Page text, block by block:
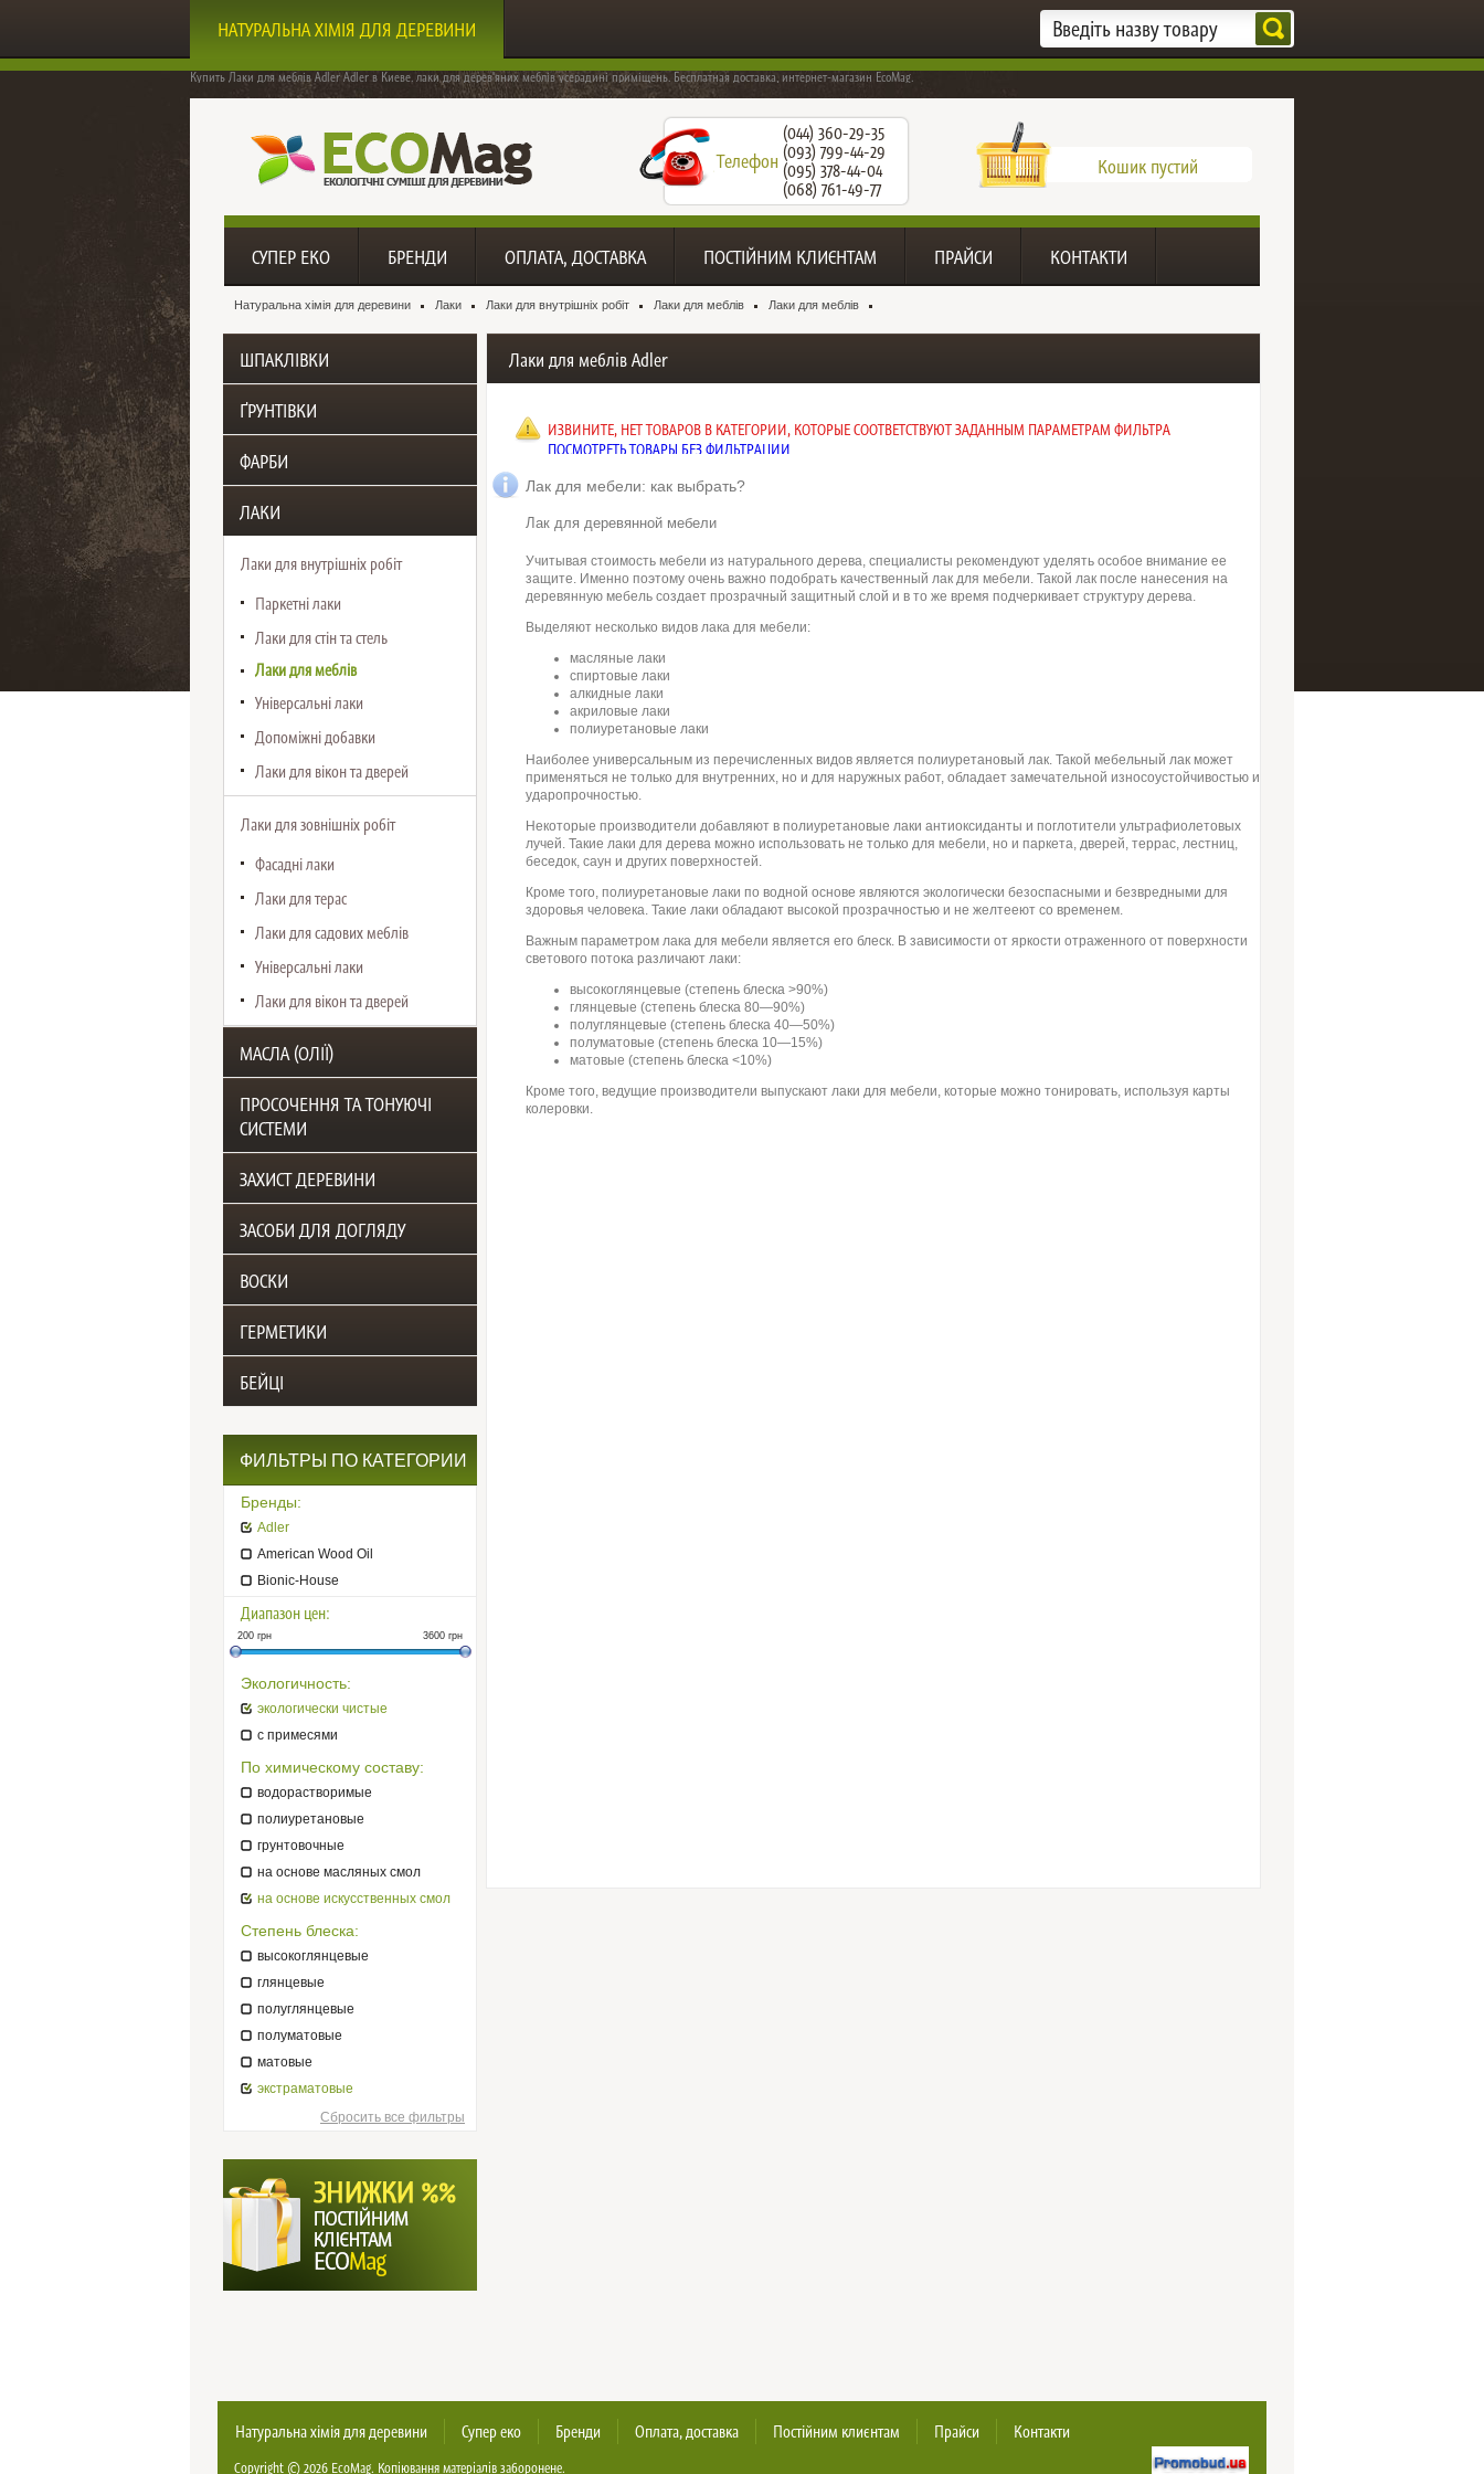
НАТУРАЛЬНА ХІМІЯ ДЛЯ ДЕРЕВИНИ
Купить Лаки для меблів Adler Adler в Киеве. лаки для дерев'яних меблів усерадині приміщень. Бесплатная доставка, интернет-магазин EcoMag.
СУПЕР ЕКО БРЕНДИ ОПЛАТА, ДОСТАВКА ПОСТІЙНИМ КЛИЄНТАМ ПРАЙСИ КОНТАКТИ
Натуральна хімія для деревини Лаки Лаки для внутрішніх робіт Лаки для меблів Лаки для меблів
Лак для мебели: как выбрать?
Лак для деревянной мебели
Учитывая стоимость мебели из натурального дерева, специалисты рекомендуют уделять особое внимание ее
защите. Именно поэтому очень важно подобрать качественный лак для мебели. Такой лак после нанесения на
деревянную мебель создает прозрачный защитный слой и в то же время подчеркивает структуру дерева.
Выделяют несколько видов лака для мебели:
масляные лаки
спиртовые лаки
алкидные лаки
акриловые лаки
полиуретановые лаки
Наиболее универсальным из перечисленных видов является полиуретановый лак. Такой мебельный лак может
применяться не только для внутренних, но и для наружных работ, обладает замечательной износоустойчивостью и
ударопрочностью.
Некоторые производители добавляют в полиуретановые лаки антиоксиданты и поглотители ультрафиолетовых
лучей. Такие лаки для дерева можно использовать не только для мебели, но и паркета, дверей, террас, лестниц,
беседок, саун и других поверхностей.
Кроме того, полиуретановые лаки по водной основе являются экологически безоспасными и безвредными для
здоровья человека. Такие лаки обладают высокой прозрачностью и не желтееют со временем.
Важным параметром лака для мебели является его блеск. В зависимости от яркости отраженного от поверхности
светового потока различают лаки:
высокоглянцевые (степень блеска >90%)
глянцевые (степень блеска 80—90%)
полуглянцевые (степень блеска 40—50%)
полуматовые (степень блеска 10—15%)
матовые (степень блеска <10%)
Кроме того, ведущие производители выпускают лаки для мебели, которые можно тонировать, используя карты
колеровки.
Лаки для меблів Adler
ИЗВИНИТЕ, НЕТ ТОВАРОВ В КАТЕГОРИИ, КОТОРЫЕ СООТВЕТСТВУЮТ ЗАДАННЫМ ПАРАМЕТРАМ ФИЛЬТРА
ПОСМОТРЕТЬ ТОВАРЫ БЕЗ ФИЛЬТРАЦИИ
ШПАКЛІВКИ
ҐРУНТІВКИ
ФАРБИ
ЛАКИ
Лаки для внутрішніх робіт
Паркетні лаки
Лаки для стін та стель
Лаки для меблів
Універсальні лаки
Допоміжні добавки
Лаки для вікон та дверей
Лаки для зовнішніх робіт
Фасадні лаки
Лаки для терас
Лаки для садових меблів
Універсальні лаки
Лаки для вікон та дверей
МАСЛА (ОЛІЇ)
ПРОСОЧЕННЯ ТА ТОНУЮЧІ
СИСТЕМИ
ЗАХИСТ ДЕРЕВИНИ
ЗАСОБИ ДЛЯ ДОГЛЯДУ
ВОСКИ
ГЕРМЕТИКИ
БЕЙЦІ
ФИЛЬТРЫ ПО КАТЕГОРИИ
Бренды:
Adler
American Wood Oil
Bionic-House
Диапазон цен:
200 грн 3600 грн
Экологичность:
экологически чистые
с примесями
По химическому составу:
водорастворимые
полиуретановые
грунтовочные
на основе масляных смол
на основе искусственных смол
Степень блеска:
высокоглянцевые
глянцевые
полуглянцевые
полуматовые
матовые
экстраматовые
Сбросить все фильтры
Телефон
(044) 360-29-35
(093) 799-44-29
(095) 378-44-04
(068) 761-49-77
Кошик пустий
Натуральна хімія для деревини Супер еко Бренди Оплата, доставка Постійним клиєнтам Прайси Контакти
Copyright © 2026 EcoMag. Копіювання матеріалів заборонене.